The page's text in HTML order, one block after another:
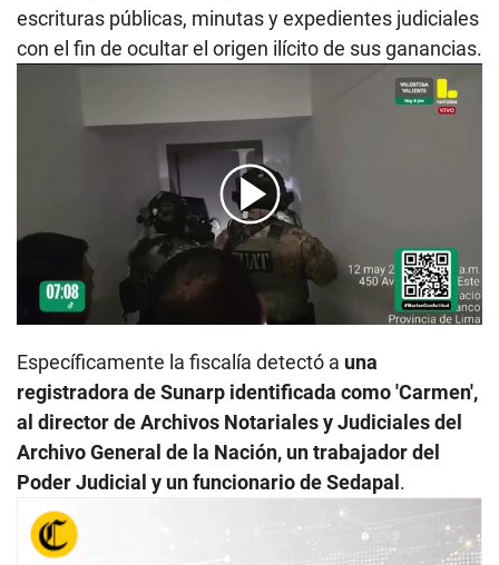
escrituras públicas, minutas y expedientes judiciales
con el fin de ocultar el origen ilícito de sus ganancias.
00:00
Específicamente la fiscalía detectó a una
registradora de Sunarp identificada como 'Carmen',
al director de Archivos Notariales y Judiciales del
Archivo General de la Nación, un trabajador del
Poder Judicial y un funcionario de Sedapal.